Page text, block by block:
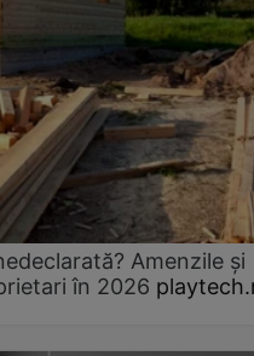
Amenzile și
în 2026